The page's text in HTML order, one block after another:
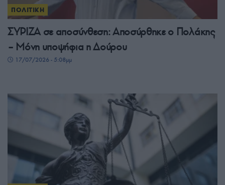
ΠΟΛΙΤΙΚΗ
ΣΥΡΙΖΑ σε αποσύνθεση: Αποσύρθηκε ο Πολάκης
– Μόνη υποψήφια η Δούρου
17/07/2026 - 5:08μμ